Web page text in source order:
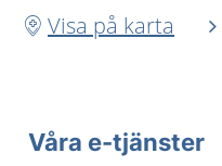
Visa på karta
Våra e-tjänster